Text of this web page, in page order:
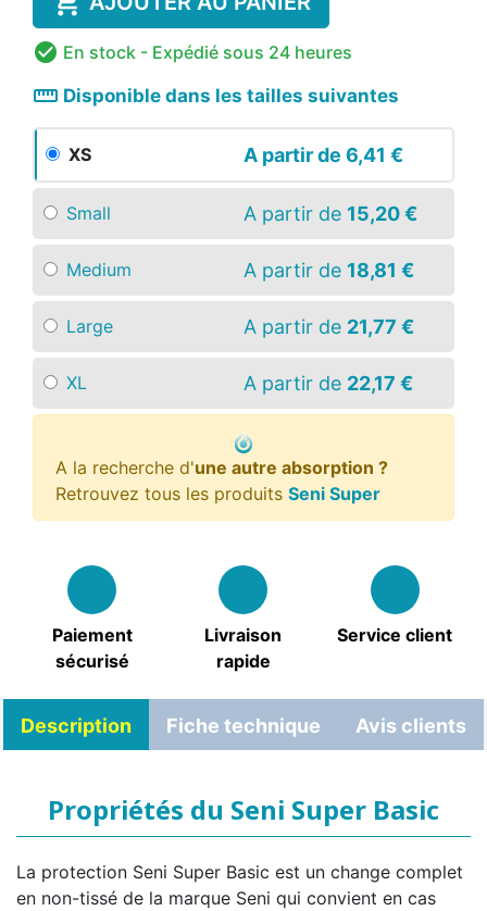
 En stock - Expédié sous 24 heures
straighten Disponible dans les tailles suivantes
XS A partir de 6,41 €
Small A partir de 15,20 €
Medium A partir de 18,81 €
Large A partir de 21,77 €
XL A partir de 22,17 €
A la recherche d'une autre absorption ?
Retrouvez tous les produits Seni Super
Paiement
sécurisé
Livraison
rapide
Service client
Description Fiche technique Avis clients
Propriétés du Seni Super Basic
La protection Seni Super Basic est un change complet
en non-tissé de la marque Seni qui convient en cas